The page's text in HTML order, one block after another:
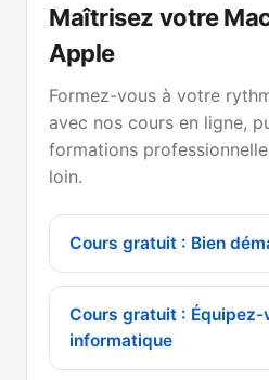
Maîtrisez votre
Apple
Formez-vous à votre
avec nos cours en ligne,
formations
loin.
Cours gratuit : Bien
Cours gratuit : Équipez-
informatique